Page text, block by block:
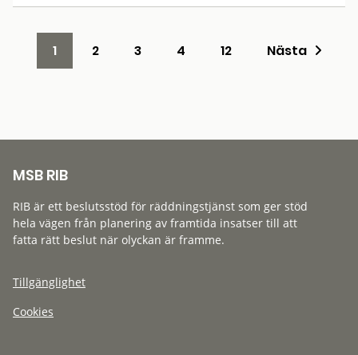
1 2 3 4 12 Nästa
MSB RIB
RIB är ett beslutsstöd för räddningstjänst som ger stöd
hela vägen från planering av framtida insatser till att
fatta rätt beslut när olyckan är framme.
Tillgänglighet
Cookies